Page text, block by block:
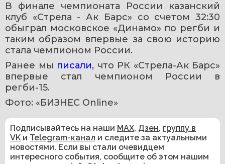
В финале чемпионата России казанский
клуб «Стрела - Ак Барс» со счетом 32:30
обыграл московское «Динамо» по регби и
таким образом впервые за свою историю
стала чемпионом России.
Ранее мы писали, что РК «Стрела-Ак Барс»
впервые стал чемпионом России в
регби-15.
Фото: «БИЗНЕС Online»
Подписывайтесь на наши MAX, Дзен, группу в
VK и Telegram-канал и следите за актуальными
новостями. Если вы стали очевидцем
интересного события, сообщите об этом нашим